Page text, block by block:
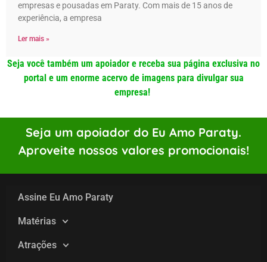
empresas e pousadas em Paraty. Com mais de 15 anos de
experiência, a empresa
Ler mais »
Seja você também um apoiador e receba sua página exclusiva no
portal e um enorme acervo de imagens para divulgar sua
empresa!
Seja um apoiador do Eu Amo Paraty.
Aproveite nossos valores promocionais!
Assine Eu Amo Paraty
Matérias
Atrações